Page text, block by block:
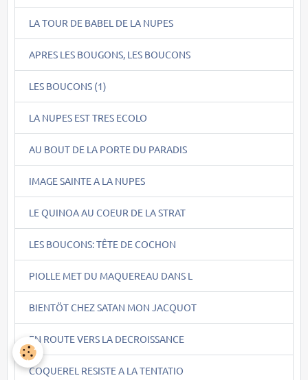
LA TOUR DE BABEL DE LA NUPES
APRES LES BOUGONS, LES BOUCONS
LES BOUCONS (1)
LA NUPES EST TRES ECOLO
AU BOUT DE LA PORTE DU PARADIS
IMAGE SAINTE A LA NUPES
LE QUINOA AU COEUR DE LA STRAT
LES BOUCONS: TÊTE DE COCHON
PIOLLE MET DU MAQUEREAU DANS L
BIENTÖT CHEZ SATAN MON JACQUOT
EN ROUTE VERS LA DECROISSANCE
COQUEREL RESISTE A LA TENTATIO